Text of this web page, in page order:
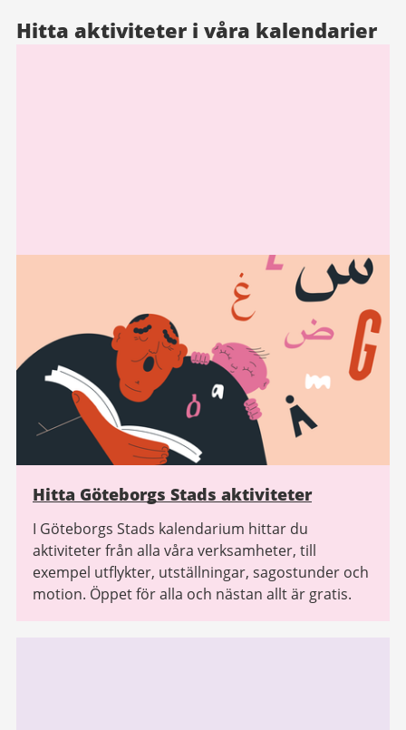
Hitta aktiviteter i våra kalendarier
Hitta Göteborgs Stads aktiviteter
I Göteborgs Stads kalendarium hittar du
aktiviteter från alla våra verksamheter, till
exempel utflykter, utställningar, sagostunder och
motion. Öppet för alla och nästan allt är gratis.